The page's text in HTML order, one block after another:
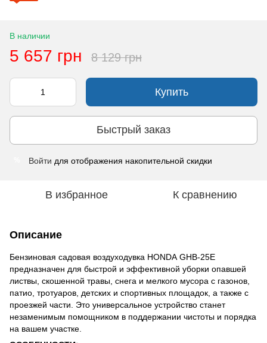
В наличии
5 657 грн 8 129 грн
Купить
Быстрый заказ
Войти для отображения накопительной скидки
В избранное К сравнению
Описание
Бензиновая садовая воздуходувка HONDA GHB-25E
предназначен для быстрой и эффективной уборки опавшей
листвы, скошенной травы, снега и мелкого мусора с газонов,
патио, тротуаров, детских и спортивных площадок, а также с
проезжей части. Это универсальное устройство станет
незаменимым помощником в поддержании чистоты и порядка
на вашем участке.